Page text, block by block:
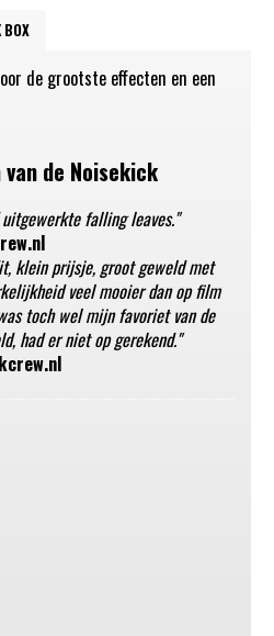
BOX
de grootste effecten en een
de Noisekick
falling leaves."
klein prijsje, groot geweld met
veel mooier dan op film
toch wel mijn favoriet van de
had er niet op gerekend."